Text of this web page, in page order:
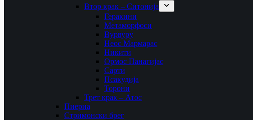
Втор крак – Ситонија
Геракини
Метаморфоси
Вурвуру
Неос Мармарас
Никити
Ормос Панагијас
Сарти
Псакудија
Торони
Трет крак – Атос
Пиериа
Стримонски брег